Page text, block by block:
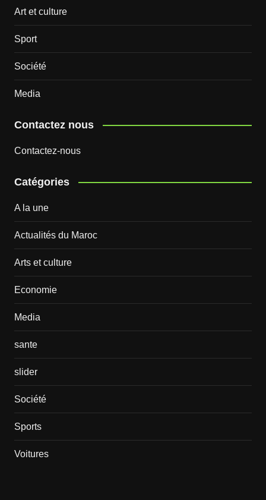
Art et culture
Sport
Société
Media
Contactez nous
Contactez-nous
Catégories
A la une
Actualités du Maroc
Arts et culture
Economie
Media
sante
slider
Société
Sports
Voitures